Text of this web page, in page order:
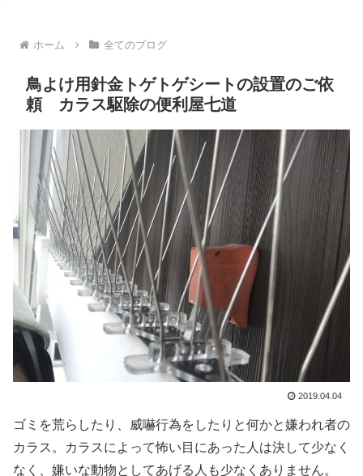
ホーム 全てのブログ
鳥よけ用針金トゲトゲシートの設置のご依
頼 カラス駆除の便利屋七道
2019.04.04
ゴミを荒らしたり、威嚇行為をしたりと何かと嫌われ者の
カラス。カラスによって怖い目にあった人は決して少なく
なく、嫌いな動物としてあげる人も少なくありません。